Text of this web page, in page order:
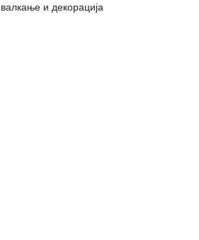
валкање и декорација